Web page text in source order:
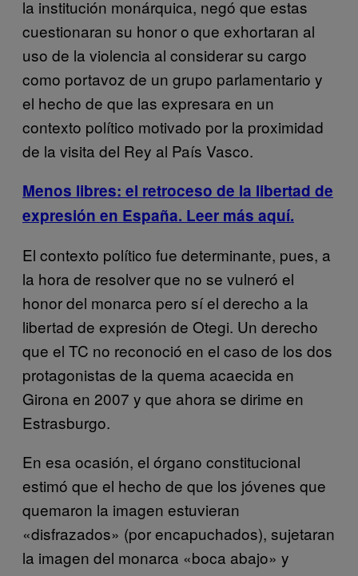
la institución monárquica, negó que estas
cuestionaran su honor o que exhortaran al
uso de la violencia al considerar su cargo
como portavoz de un grupo parlamentario y
el hecho de que las expresara en un
contexto político motivado por la proximidad
de la visita del Rey al País Vasco.
Menos libres: el retroceso de la libertad de
expresión en España. Leer más aquí.
El contexto político fue determinante, pues, a
la hora de resolver que no se vulneró el
honor del monarca pero sí el derecho a la
libertad de expresión de Otegi. Un derecho
que el TC no reconoció en el caso de los dos
protagonistas de la quema acaecida en
Girona en 2007 y que ahora se dirime en
Estrasburgo.
En esa ocasión, el órgano constitucional
estimó que el hecho de que los jóvenes que
quemaron la imagen estuvieran
«disfrazados» (por encapuchados), sujetaran
la imagen del monarca «boca abajo» y